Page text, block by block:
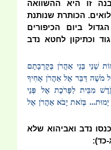
זו היא ההשוואה
הכותרת שנותנת
ביום הכיפורים
וכתיקון לחטא נדב
שְׁנֵי בְּנֵי אַהֲרֹן בְּקָרְבָתָם
מֹשֶׁה דַּבֵּר אֶל אַהֲרֹן אָחִיךָ
מִבֵּית לַפָּרֹכֶת אֶל פְּנֵי
בְּזֹאת יָבֹא אַהֲרֹן אֶל
נדב ואביהוא שלא
כד):